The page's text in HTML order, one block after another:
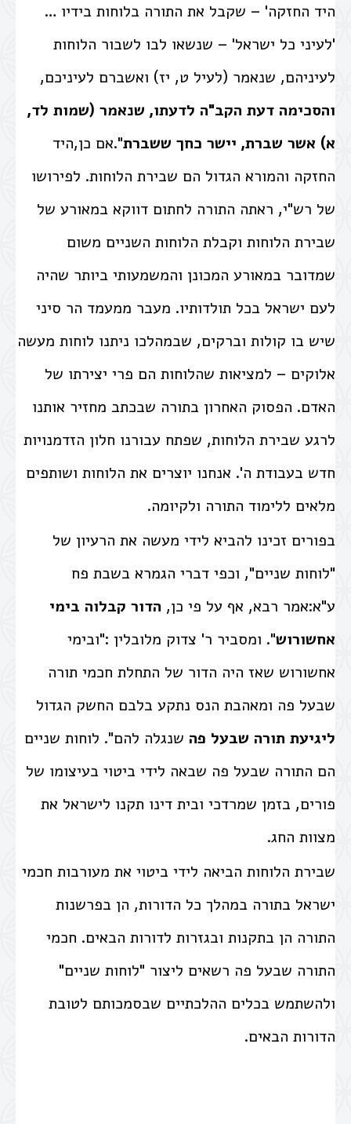
היד החזקה' – שקבל את התורה בלוחות בידיו …
'לעיני כל ישראל' – שנשאו לבו לשבור הלוחות
לעיניהם, שנאמר (לעיל ט, יז) ואשברם לעיניכם,
והסכימה דעת הקב"ה לדעתו, שנאמר (שמות לד,
א) אשר שברת, יישר כחך ששברת".אם כן,היד
החזקה והמורא הגדול הם שבירת הלוחות. לפירושו
של רש"י, ראתה התורה לחתום דווקא במאורע של
שבירת הלוחות וקבלת הלוחות השניים משום
שמדובר במאורע המכונן והמשמעותי ביותר שהיה
לעם ישראל בכל תולדותיו. מעבר ממעמד הר סיני
שיש בו קולות וברקים, שבמהלכו ניתנו לוחות מעשה
אלוקים – למציאות שהלוחות הם פרי יצירתו של
האדם. הפסוק האחרון בתורה שבכתב מחזיר אותנו
לרגע שבירת הלוחות, שפתח עבורנו חלון הזדמנויות
חדש בעבודת ה'. אנחנו יוצרים את הלוחות ושותפים
מלאים ללימוד התורה ולקיומה.
בפורים זכינו להביא לידי מעשה את הרעיון של
"לוחות שניים", וכפי דברי הגמרא בשבת פח
ע"א:אמר רבא, אף על פי כן,הדור קבלוה בימי
אחשורוש". ומסביר ר' צדוק מלובלין :"ובימי
אחשורוש שאז היה הדור של התחלת חכמי תורה
שבעל פה ומאהבת הנס נתקע בלבם החשק הגדול
ליגיעת תורה שבעל פהשנגלה להם". לוחות שניים
הם התורה שבעל פה שבאה לידי ביטוי בעיצומו של
פורים, בזמן שמרדכי ובית דינו תקנו לישראל את
מצוות החג.
שבירת הלוחות הביאה לידי ביטוי את מעורבות חכמי
ישראל בתורה במהלך כל הדורות, הן בפרשנות
התורה הן בתקנות ובגזרות לדורות הבאים. חכמי
התורה שבעל פה רשאים ליצור "לוחות שניים"
ולהשתמש בכלים ההלכתיים שבסמכותם לטובת
הדורות הבאים.